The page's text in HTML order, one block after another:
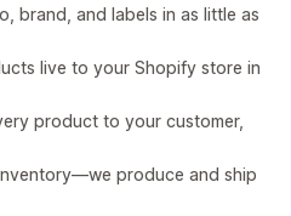
brand, and labels in as little as
live to your Shopify store in
product to your customer,
produce and ship